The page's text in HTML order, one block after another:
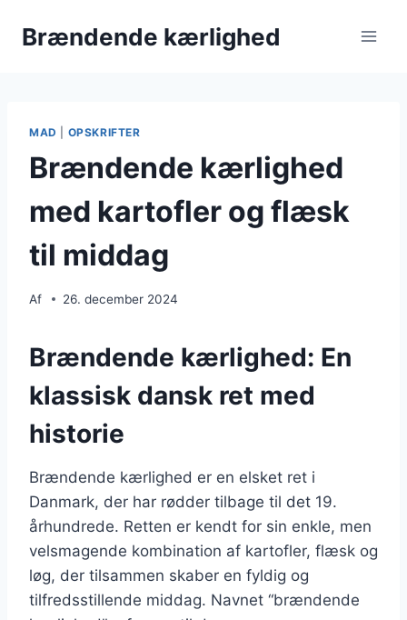
Brændende kærlighed
MAD OPSKRIFTER
Brændende kærlighed
med kartofler og flæsk
til middag
Af 26. december 2024
Brændende kærlighed: En
klassisk dansk ret med
historie
Brændende kærlighed er en elsket ret i
Danmark, der har rødder tilbage til det 19.
århundrede. Retten er kendt for sin enkle, men
velsmagende kombination af kartofler, flæsk og
løg, der tilsammen skaber en fyldig og
tilfredsstillende middag. Navnet “brændende